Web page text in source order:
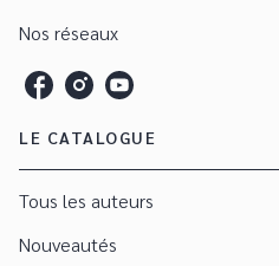
Nos réseaux
LE CATALOGUE
Tous les auteurs
Nouveautés